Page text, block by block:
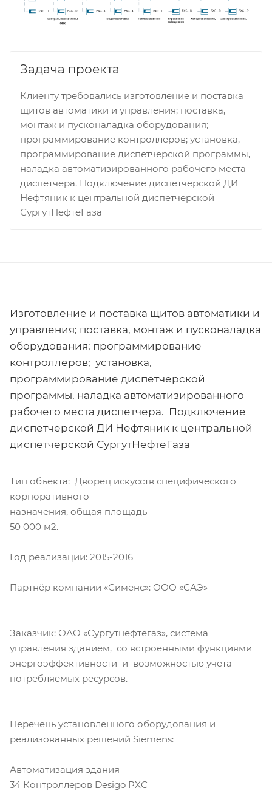
Задача проекта
Клиенту требовались изготовление и поставка
щитов автоматики и управления; поставка,
монтаж и пусконаладка оборудования;
программирование контроллеров; установка,
программирование диспетчерской программы,
наладка автоматизированного рабочего места
диспетчера. Подключение диспетчерской ДИ
Нефтяник к центральной диспетчерской
СургутНефтеГаза
Изготовление и поставка щитов автоматики и
управления; поставка, монтаж и пусконаладка
оборудования; программирование
контроллеров; установка,
программирование диспетчерской
программы, наладка автоматизированного
рабочего места диспетчера. Подключение
диспетчерской ДИ Нефтяник к центральной
диспетчерской СургутНефтеГаза
Тип объекта: Дворец искусств специфического
корпоративного
назначения, общая площадь
50 000 м2.
Год реализации: 2015-2016
Партнёр компании «Сименс»: ООО «САЭ»
Заказчик: ОАО «Сургутнефтегаз», система
управления зданием, со встроенными функциями
энергоэффективности и возможностью учета
потребляемых ресурсов.
Перечень установленного оборудования и
реализованных решений Siemens:
Автоматизация здания
34 Контроллеров Desigo PXС